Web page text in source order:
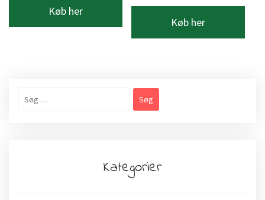
Køb her
Køb her
efter:
Kategorier